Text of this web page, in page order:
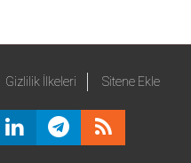
Gizlilik İlkeleri Sitene Ekle